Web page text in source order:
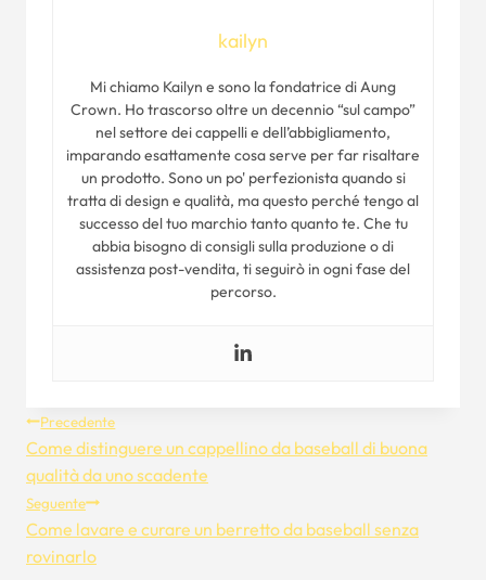
kailyn
Mi chiamo Kailyn e sono la fondatrice di Aung
Crown. Ho trascorso oltre un decennio “sul campo”
nel settore dei cappelli e dell’abbigliamento,
imparando esattamente cosa serve per far risaltare
un prodotto. Sono un po' perfezionista quando si
tratta di design e qualità, ma questo perché tengo al
successo del tuo marchio tanto quanto te. Che tu
abbia bisogno di consigli sulla produzione o di
assistenza post-vendita, ti seguirò in ogni fase del
percorso.
Navigazione
Articoli
Precedente
Come distinguere un cappellino da baseball di buona
qualità da uno scadente
Seguente
Come lavare e curare un berretto da baseball senza
rovinarlo